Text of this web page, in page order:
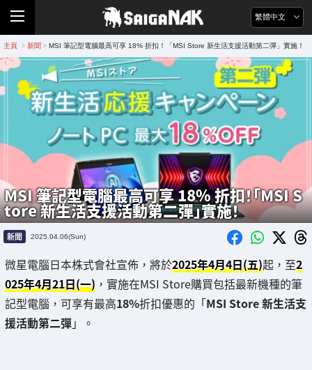
繁體中文
主頁 > 新聞 > MSI 筆記型電腦最高可享 18% 折扣！「MSI Store 新生活支援活動第二彈」實施！
MSI 筆記型電腦最高可享 18% 折扣！「MSI S
tore 新生活支援活動第二彈」實施！
新聞 2025.04.06(Sun)
微星電腦日本株式會社宣佈，將於2025年4月4日(五)起，至2
025年4月21日(一) ，實施在MSI Store購買包括最新機種的筆
記型電腦，可享有最高18%折扣優惠的「MSI Store 新生活支
援活動第二彈」。